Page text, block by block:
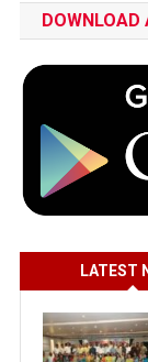
DOWNLOAD
LATEST